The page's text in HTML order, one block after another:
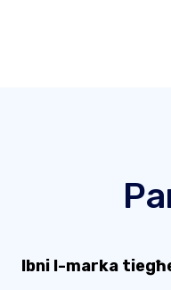
Ibni l-marka